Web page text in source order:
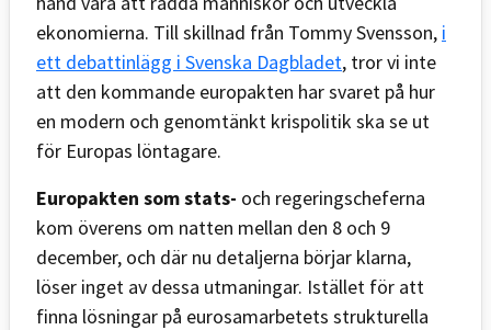
ekonomierna. Till skillnad från Tommy Svensson, i
ett debattinlägg i Svenska Dagbladet, tror vi inte
att den kommande europakten har svaret på hur
en modern och genomtänkt krispolitik ska se ut
för Europas löntagare.
Europakten som stats- och regeringscheferna
kom överens om natten mellan den 8 och 9
december, och där nu detaljerna börjar klarna,
löser inget av dessa utmaningar. Istället för att
finna lösningar på eurosamarbetets strukturella